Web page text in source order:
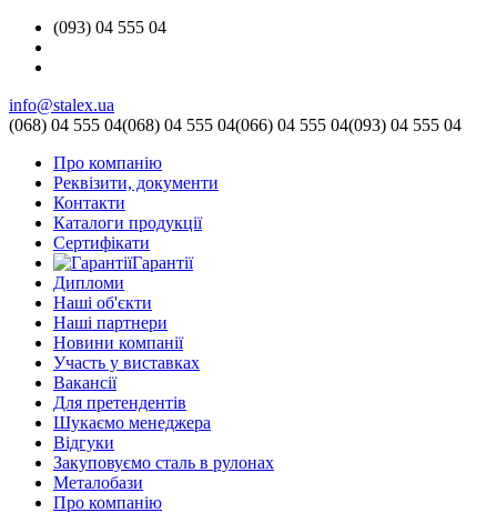
(093) 04 555 04
info@stalex.ua
(068) 04 555 04(068) 04 555 04(066) 04 555 04(093) 04 555 04
Про компанію
Реквізити, документи
Контакти
Каталоги продукції
Сертифікати
Гарантії
Дипломи
Наші об'єкти
Наші партнери
Новини компанії
Участь у виставках
Вакансії
Для претендентів
Шукаємо менеджера
Відгуки
Закуповуємо сталь в рулонах
Металобази
Про компанію